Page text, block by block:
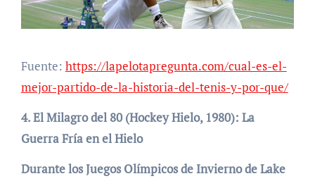
Fuente: https://lapelotapregunta.com/cual-es-el-
mejor-partido-de-la-historia-del-tenis-y-por-que/
4. El Milagro del 80 (Hockey Hielo, 1980): La
Guerra Fría en el Hielo
Durante los Juegos Olímpicos de Invierno de Lake